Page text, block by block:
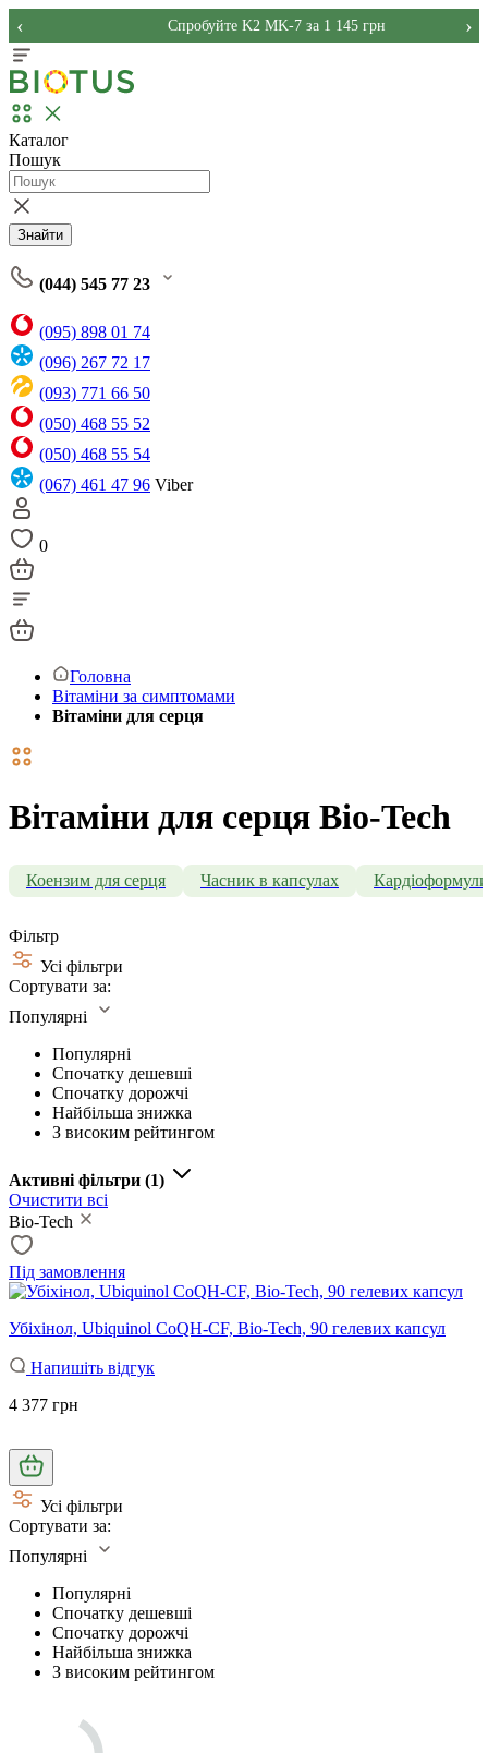
Спробуйте K2 MK-7 за 1 145 грн
‹ ›
Каталог
Пошук
Знайти
(044) 545 77 23
(095) 898 01 74
(096) 267 72 17
(093) 771 66 50
(050) 468 55 52
(050) 468 55 54
(067) 461 47 96 Viber
0
Головна
Вітаміни за симптомами
Вітаміни для серця
Вітаміни для серця Bio-Tech
Коензим для серця Часник в капсулах Кардіоформули
Фільтр
Усі фільтри
Сортувати за:
Популярні
Популярні
Спочатку дешевші
Спочатку дорожчі
Найбільша знижка
З високим рейтингом
Активні фільтри (1)
Очистити всі
Bio-Tech
Під замовлення
Убіхінол, Ubiquinol CoQH-CF, Bio-Tech, 90 гелевих капсул
Напишіть відгук
4 377 грн
Усі фільтри
Сортувати за:
Популярні
Популярні
Спочатку дешевші
Спочатку дорожчі
Найбільша знижка
З високим рейтингом